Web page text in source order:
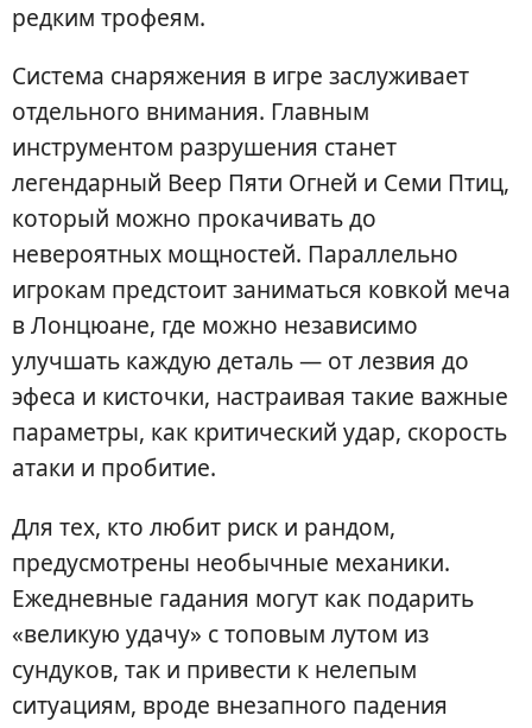
редким трофеям.
Система снаряжения в игре заслуживает
отдельного внимания. Главным
инструментом разрушения станет
легендарный Веер Пяти Огней и Семи Птиц,
который можно прокачивать до
невероятных мощностей. Параллельно
игрокам предстоит заниматься ковкой меча
в Лонцюане, где можно независимо
улучшать каждую деталь — от лезвия до
эфеса и кисточки, настраивая такие важные
параметры, как критический удар, скорость
атаки и пробитие.
Для тех, кто любит риск и рандом,
предусмотрены необычные механики.
Ежедневные гадания могут как подарить
«великую удачу» с топовым лутом из
сундуков, так и привести к нелепым
ситуациям, вроде внезапного падения